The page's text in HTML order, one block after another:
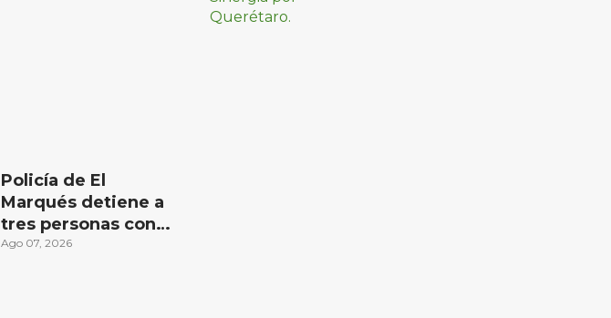
Policía de El
Marqués detiene a
tres personas con
distintos narcóticos
Ago 07, 2026